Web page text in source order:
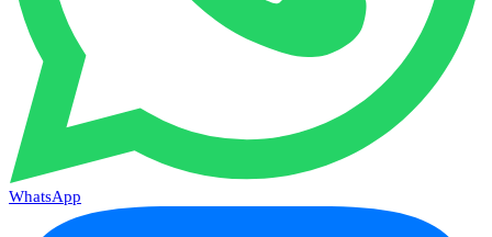
WhatsApp